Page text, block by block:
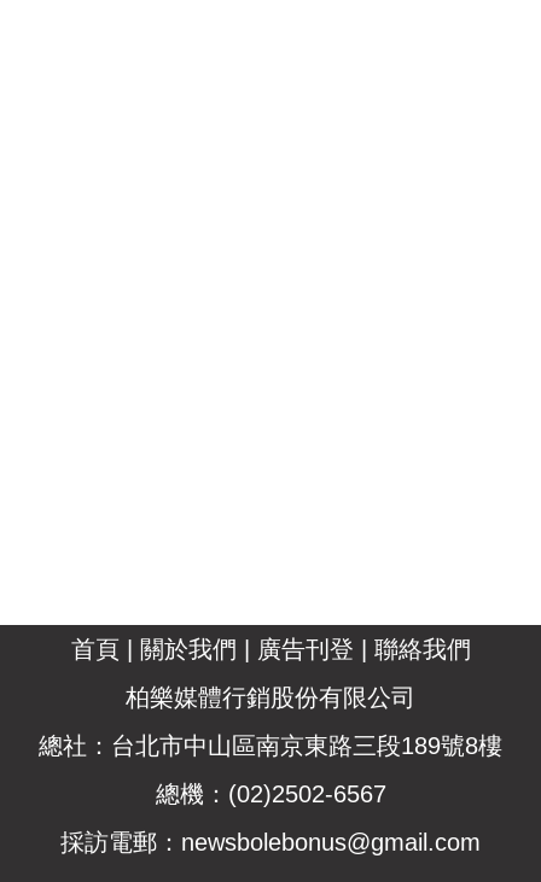
首頁 | 關於我們 | 廣告刊登 | 聯絡我們
柏樂媒體行銷股份有限公司
總社：台北市中山區南京東路三段189號8樓
總機：(02)2502-6567
採訪電郵： newsbolebonus@gmail.com